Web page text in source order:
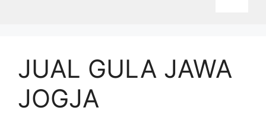
JUAL GULA JAWA
JOGJA